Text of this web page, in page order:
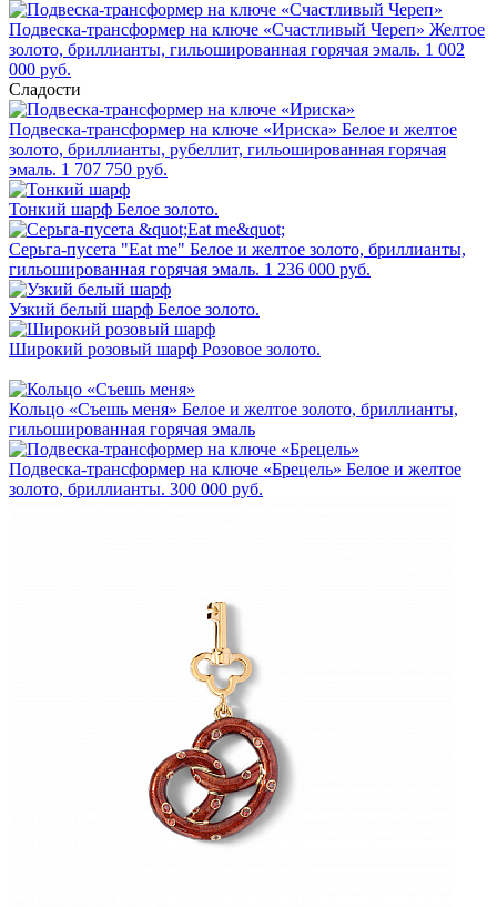
Подвеска-трансформер на ключе «Счастливый Череп» Желтое
золото, бриллианты, гильошированная горячая эмаль. 1 002
000 руб.
Сладости
Подвеска-трансформер на ключе «Ириска» Белое и желтое
золото, бриллианты, рубеллит, гильошированная горячая
эмаль. 1 707 750 руб.
Тонкий шарф Белое золото.
Серьга-пусета "Eat me" Белое и желтое золото, бриллианты,
гильошированная горячая эмаль. 1 236 000 руб.
Узкий белый шарф Белое золото.
Широкий розовый шарф Розовое золото.
Кольцо «Съешь меня» Белое и желтое золото, бриллианты,
гильошированная горячая эмаль
Подвеска-трансформер на ключе «Брецель» Белое и желтое
золото, бриллианты. 300 000 руб.